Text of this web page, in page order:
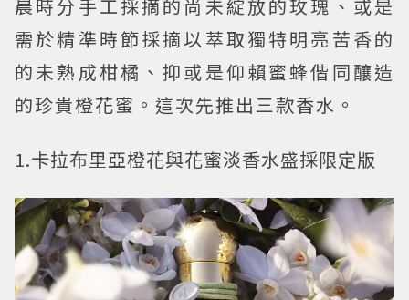
晨時分手工採摘的尚未綻放的玫瑰、或是
需於精準時節採摘以萃取獨特明亮苦香的
的未熟成柑橘、抑或是仰賴蜜蜂偕同釀造
的珍貴橙花蜜。這次先推出三款香水。
1.卡拉布里亞橙花與花蜜淡香水盛採限定版